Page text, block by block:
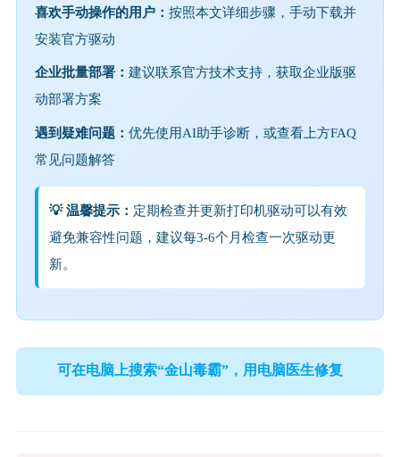
喜欢手动操作的用户： 按照本文详细步骤，手动下载并
安装官方驱动
企业批量部署： 建议联系官方技术支持，获取企业版驱
动部署方案
遇到疑难问题： 优先使用AI助手诊断，或查看上方FAQ
常见问题解答
💡 温馨提示： 定期检查并更新打印机驱动可以有效
避免兼容性问题，建议每3-6个月检查一次驱动更
新。
可在电脑上搜索“金山毒霸”，用电脑医生修复